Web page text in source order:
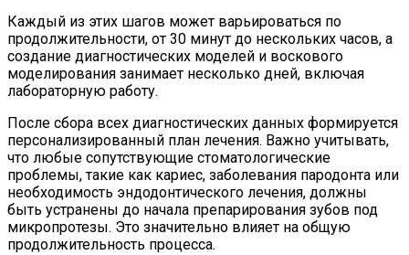
Каждый из этих шагов может варьироваться по
продолжительности, от 30 минут до нескольких часов, а
создание диагностических моделей и воскового
моделирования занимает несколько дней, включая
лабораторную работу.
После сбора всех диагностических данных формируется
персонализированный план лечения. Важно учитывать,
что любые сопутствующие стоматологические
проблемы, такие как кариес, заболевания пародонта или
необходимость эндодонтического лечения, должны
быть устранены до начала препарирования зубов под
микропротезы. Это значительно влияет на общую
продолжительность процесса.